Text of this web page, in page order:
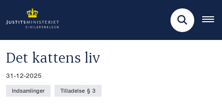
Det kattens liv
31-12-2025
Indsamlinger Tilladelse § 3